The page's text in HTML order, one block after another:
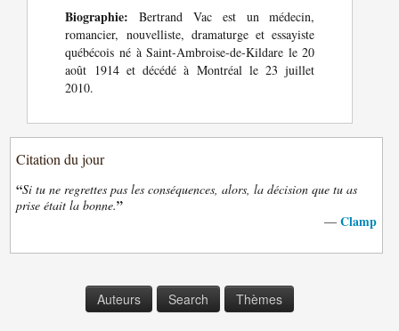
Biographie: Bertrand Vac est un médecin,
romancier, nouvelliste, dramaturge et essayiste
québécois né à Saint-Ambroise-de-Kildare le 20
août 1914 et décédé à Montréal le 23 juillet
2010.
Citation du jour
“Si tu ne regrettes pas les conséquences, alors, la décision que tu as
prise était la bonne.”
— Clamp
Auteurs Search Thèmes